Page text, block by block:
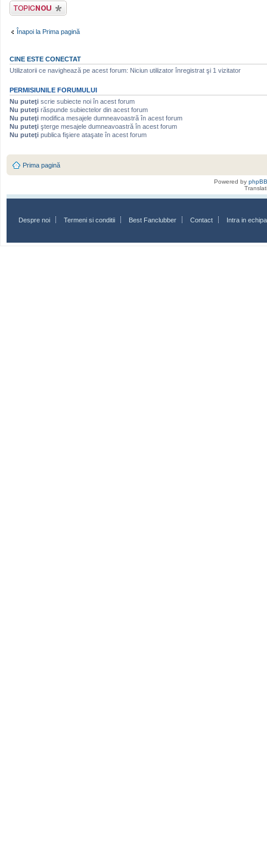
Scrie un subiect
nou
Înapoi la Prima pagină
CINE ESTE CONECTAT
Utilizatorii ce navighează pe acest forum: Niciun utilizator înregistrat şi 1 vizitator
PERMISIUNILE FORUMULUI
Nu puteţi scrie subiecte noi în acest forum
Nu puteţi răspunde subiectelor din acest forum
Nu puteţi modifica mesajele dumneavoastră în acest forum
Nu puteţi şterge mesajele dumneavoastră în acest forum
Nu puteţi publica fişiere ataşate în acest forum
Prima pagină
Powered by phpBB
Despre noi Termeni si conditii Best Fanclubber Contact Intra in